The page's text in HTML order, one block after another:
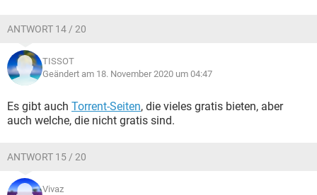
ANTWORT 14 / 20
TISSOT
Geändert am 18. November 2020 um 04:47
Es gibt auch Torrent-Seiten, die vieles gratis bieten, aber
auch welche, die nicht gratis sind.
ANTWORT 15 / 20
Vivaz